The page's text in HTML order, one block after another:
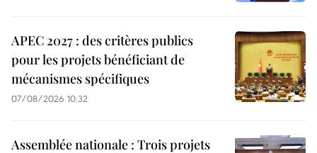
APEC 2027 : des critères publics
pour les projets bénéficiant de
mécanismes spécifiques
07/08/2026 10:32
Assemblée nationale : Trois projets